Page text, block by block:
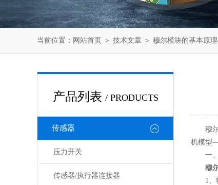
当前位置： 网站首页 ＞ 技术文章 ＞ 穆尔模块的基本原
产品列表 / PRODUCTS
传感器
压力开关
传感器/执行器连接器
穆尔
机模型
一、
穆
1、状